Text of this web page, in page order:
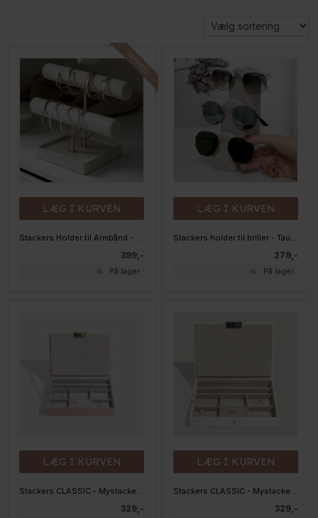
LÆG I KURVEN
Stackers Holder til Armbånd - Oatmeal & Linen
399,-
På lager
LÆG I KURVEN
Stackers holder til briller - Taupe
279,-
På lager
LÆG I KURVEN
Stackers CLASSIC - Mystacker - Top med låg, Blush
329,-
LÆG I KURVEN
Stackers CLASSIC - Mystacker - Top med låg, HVID
329,-